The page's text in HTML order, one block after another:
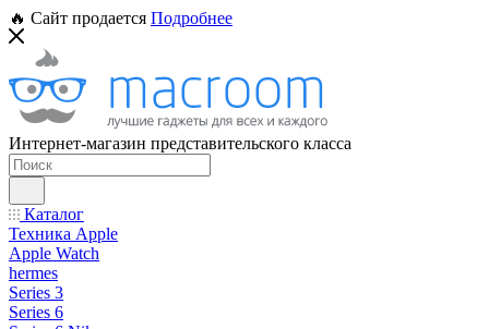
🔥 Сайт продается Подробнее
Интернет-магазин представительского класса
Каталог
Техника Apple
Apple Watch
hermes
Series 3
Series 6